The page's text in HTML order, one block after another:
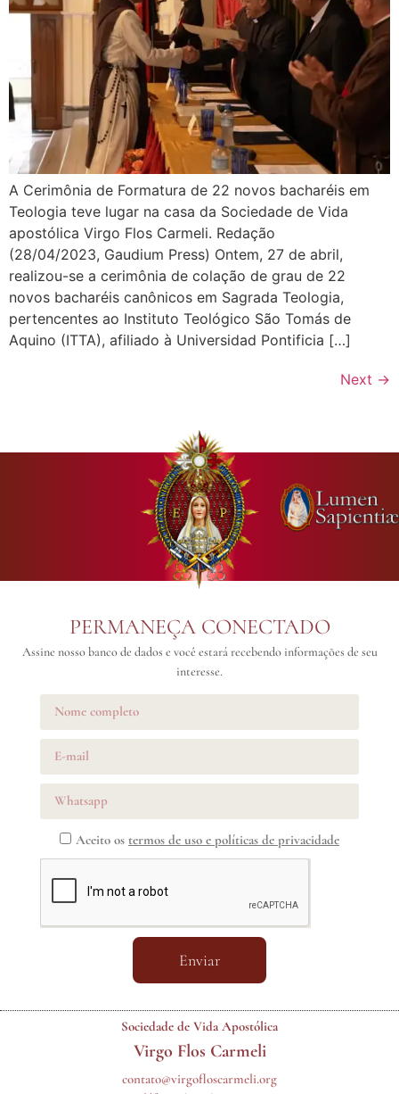
A Cerimônia de Formatura de 22 novos bacharéis em
Teologia teve lugar na casa da Sociedade de Vida
apostólica Virgo Flos Carmeli. Redação
(28/04/2023, Gaudium Press) Ontem, 27 de abril,
realizou-se a cerimônia de colação de grau de 22
novos bacharéis canônicos em Sagrada Teologia,
pertencentes ao Instituto Teológico São Tomás de
Aquino (ITTA), afiliado à Universidad Pontificia […]
Next →
PERMANEÇA CONECTADO
Assine nosso banco de dados e você estará recebendo informações de seu
interesse.
Aceito os termos de uso e políticas de privacidade
Enviar
Sociedade de Vida Apostólica
Virgo Flos Carmeli
contato@virgofloscarmeli.org